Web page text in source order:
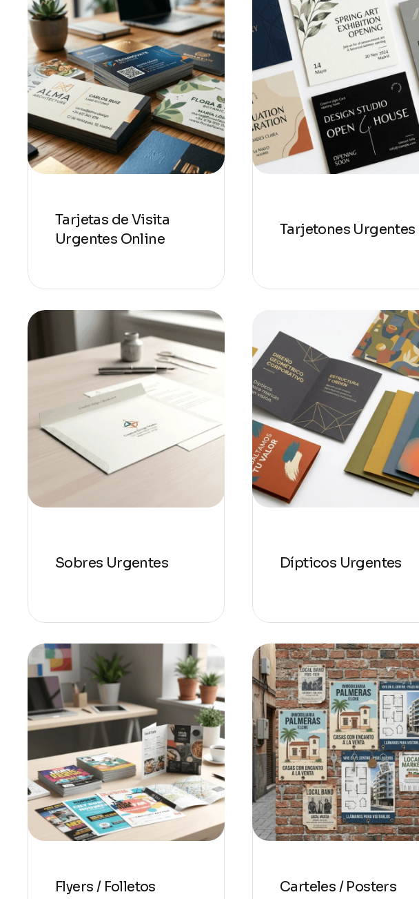
Tarjetas de Visita
Urgentes Online
Tarjetones Urgentes
Sobres Urgentes Dípticos Urgentes
Flyers / Folletos
Carteles / Posters